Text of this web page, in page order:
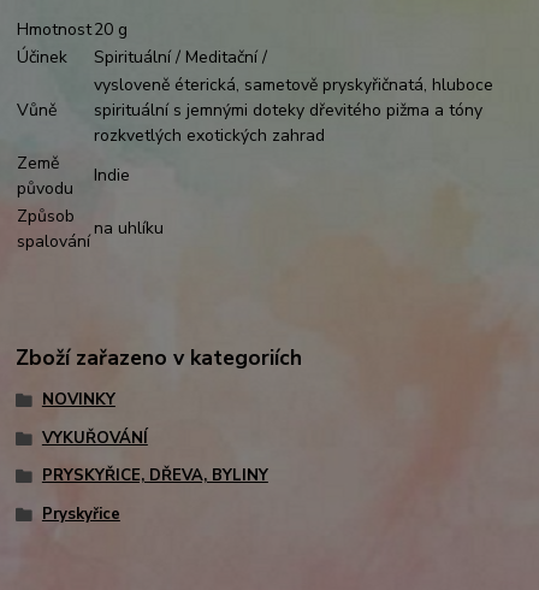
Hmotnost20 g
Účinek
Spirituální / Meditační /
Vůně
vysloveně éterická, sametově pryskyřičnatá, hluboce
spirituální s jemnými doteky dřevitého pižma a tóny
rozkvetlých exotických zahrad
Země
původu
Indie
Způsob
spalování
na uhlíku
Zboží zařazeno v kategoriích
NOVINKY
VYKUŘOVÁNÍ
PRYSKYŘICE, DŘEVA, BYLINY
Pryskyřice